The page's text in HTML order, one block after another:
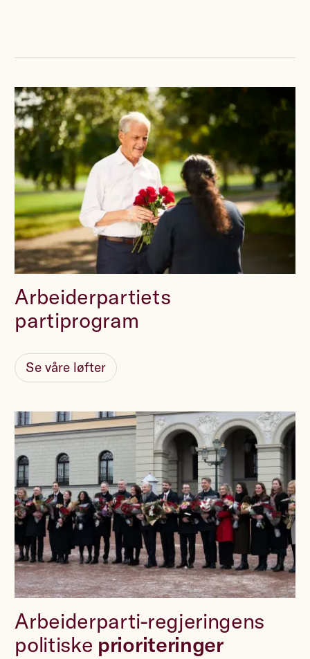
Send kvittering på e-post
Ja, jeg vil få oppdateringer på e-post fra
Arbeiderpartiet, Jonas Gahr Støre og andre
politikere.
Støtt Arbeiderpartiet
Ved å gi 10000 kr eller mer til sammen i inneværende år,
offentliggjøres navnet mitt og kommunen jeg bor i på en
liste sammen med andre givere. Dersom jeg er medlem eller
registrerte informasjon.
Les detaljerte vilkår for betalingsløsningen Bambora
Les Arbeiderpartiets personvernerklæring
Arbeiderpartiets
partiprogram
Se våre løfter
Arbeiderparti-regjeringens
politiske prioriteringer